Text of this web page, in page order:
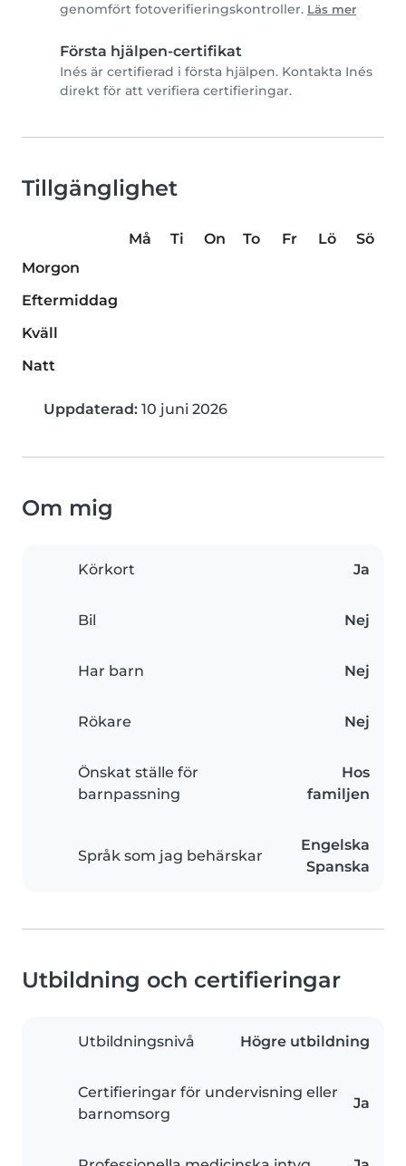
genomfört fotoverifieringskontroller. Läs mer
Första hjälpen-certifikat
Inés är certifierad i första hjälpen. Kontakta Inés
direkt för att verifiera certifieringar.
Tillgänglighet
Må Ti On To Fr Lö
Sö
Morgon
Eftermiddag
Kväll
Natt
Uppdaterad: 10 juni 2026
Om mig
Körkort Ja
Bil Nej
Har barn Nej
Rökare Nej
Önskat ställe för
barnpassning
Hos
familjen
Språk som jag behärskar
Engelska
Spanska
Utbildning och certifieringar
Utbildningsnivå Högre utbildning
Certifieringar för undervisning eller
barnomsorg
Ja